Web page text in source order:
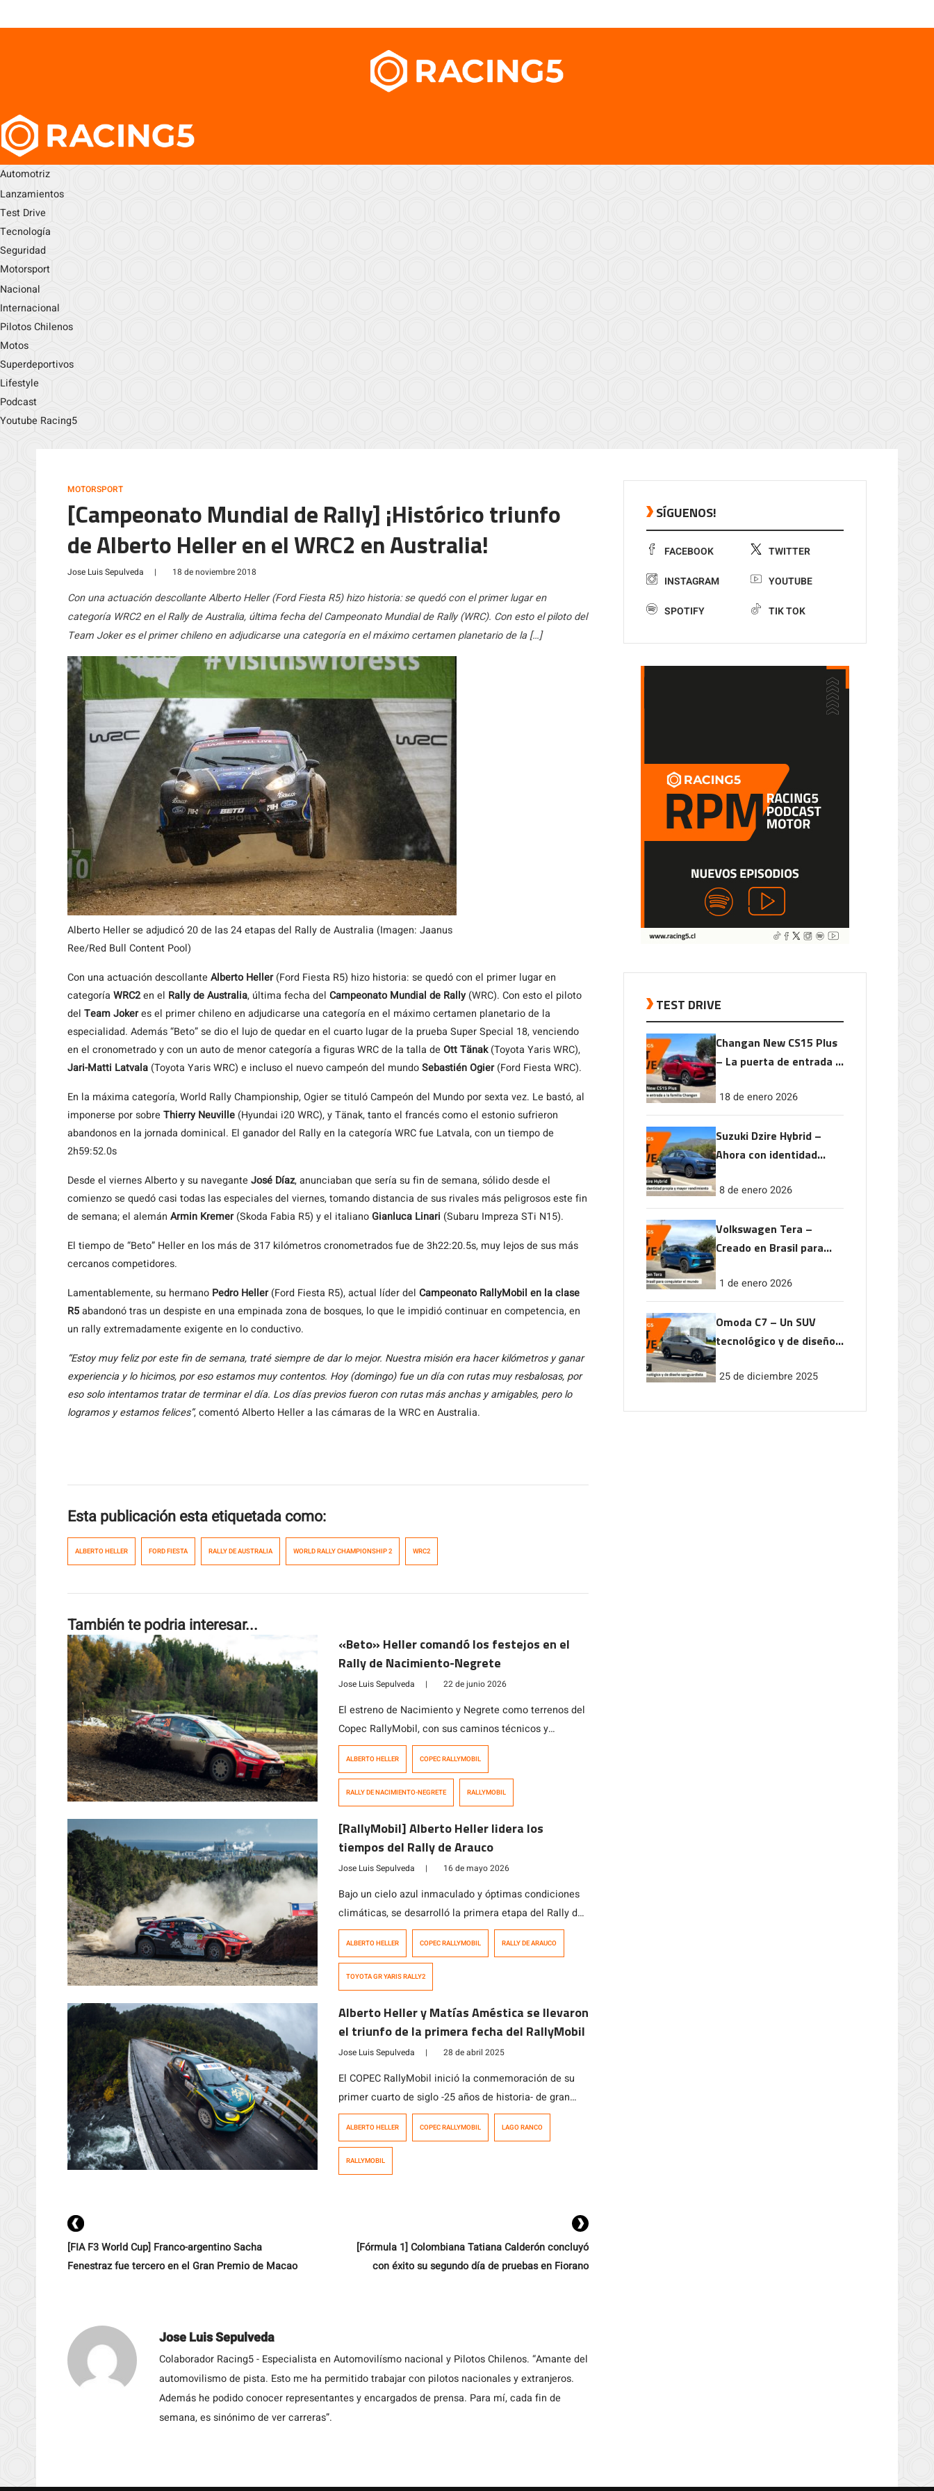
Automotriz
Lanzamientos
Test Drive
Tecnología
Seguridad
Motorsport
Nacional
Internacional
Pilotos Chilenos
Motos
Superdeportivos
Lifestyle
Podcast
Youtube Racing5
MOTORSPORT
[Campeonato Mundial de Rally] ¡Histórico triunfo
de Alberto Heller en el WRC2 en Australia!
Jose Luis Sepulveda | 18 de noviembre 2018
Con una actuación descollante Alberto Heller (Ford Fiesta R5) hizo historia: se quedó con el primer lugar en
categoría WRC2 en el Rally de Australia, última fecha del Campeonato Mundial de Rally (WRC). Con esto el piloto del
Team Joker es el primer chileno en adjudicarse una categoría en el máximo certamen planetario de la […]
Alberto Heller se adjudicó 20 de las 24 etapas del Rally de Australia (Imagen: Jaanus
Ree/Red Bull Content Pool)
Con una actuación descollante Alberto Heller(Ford Fiesta R5) hizo historia: se quedó con el primer lugar en
categoría WRC2en el Rally de Australia, última fecha del Campeonato Mundial de Rally(WRC). Con esto el piloto
del Team Jokeres el primer chileno en adjudicarse una categoría en el máximo certamen planetario de la
especialidad. Además “Beto” se dio el lujo de quedar en el cuarto lugar de la prueba Super Special 18, venciendo
en el cronometrado y con un auto de menor categoría a figuras WRC de la talla de Ott Tänak(Toyota Yaris WRC),
Jari-Matti Latvala (Toyota Yaris WRC) e incluso el nuevo campeón del mundoSebastién Ogier(Ford Fiesta WRC).
En la máxima categoría, World Rally Championship, Ogier se tituló Campeón del Mundo por sexta vez. Le bastó, al
imponerse por sobre Thierry Neuville (Hyundai i20 WRC), y Tänak, tanto el francés como el estonio sufrieron
abandonos en la jornada dominical. El ganador del Rally en la categoría WRC fue Latvala, con un tiempo de
2h59:52.0s
Desde el viernes Alberto y su navegante José Díaz, anunciaban que sería su fin de semana, sólido desde el
comienzo se quedó casi todas las especiales del viernes, tomando distancia de sus rivales más peligrosos este fin
de semana; el alemán Armin Kremer(Skoda Fabia R5) y el italianoGianluca Linari (Subaru Impreza STi N15).
El tiempo de “Beto” Heller en los más de 317 kilómetros cronometrados fue de 3h22:20.5s, muy lejos de sus más
cercanos competidores.
Lamentablemente, su hermano Pedro Heller(Ford Fiesta R5), actual líder del Campeonato RallyMobil en la clase
R5abandonó tras un despiste en una empinada zona de bosques, lo que le impidió continuar en competencia, en
un rally extremadamente exigente en lo conductivo.
“Estoy muy feliz por este fin de semana, traté siempre de dar lo mejor. Nuestra misión era hacer kilómetros y ganar
experiencia y lo hicimos, por eso estamos muy contentos. Hoy (domingo) fue un día con rutas muy resbalosas, por
eso solo intentamos tratar de terminar el día. Los días previos fueron con rutas más anchas y amigables, pero lo
logramos y estamos felices”, comentó Alberto Heller a las cámaras de la WRC en Australia.
Esta publicación esta etiquetada como:
ALBERTO HELLER FORD FIESTA RALLY DE AUSTRALIA WORLD RALLY CHAMPIONSHIP 2 WRC2
También te podria interesar...
«Beto» Heller comandó los festejos en el
Rally de Nacimiento-Negrete
Jose Luis Sepulveda | 22 de junio 2026
El estreno de Nacimiento y Negrete como terrenos del
Copec RallyMobil, con sus caminos técnicos y
constantes cambios meteorológicos (incluyendo
celebración del día del padre que terminó a nivel
deportivo con las victorias de Alberto Heller (RC2),
Ignacio Gardiol (RC3), […]
ALBERTO HELLER COPEC RALLYMOBIL
RALLY DE NACIMIENTO-NEGRETE RALLYMOBIL
[RallyMobil] Alberto Heller lidera los
tiempos del Rally de Arauco
Jose Luis Sepulveda | 16 de mayo 2026
Bajo un cielo azul inmaculado y óptimas condiciones
climáticas, se desarrolló la primera etapa del Rally de
Arauco, tercera fecha válida del Copec RallyMobil
clasificación general. El piloto angelino lideró las
acciones de principio a fin para de este […]
ALBERTO HELLER COPEC RALLYMOBIL RALLY DE ARAUCO
TOYOTA GR YARIS RALLY2
Alberto Heller y Matías Améstica se llevaron
el triunfo de la primera fecha del RallyMobil
Jose Luis Sepulveda | 28 de abril 2025
El COPEC RallyMobil inició la conmemoración de su
primer cuarto de siglo -25 años de historia- de gran
forma, con una intensa primera fecha en Lago Ranco,
caracterizaron el desarrollo de buena parte de la
ALBERTO HELLER COPEC RALLYMOBIL LAGO RANCO
RALLYMOBIL
[FIA F3 World Cup] Franco-argentino Sacha
Fenestraz fue tercero en el Gran Premio de Macao
[Fórmula 1] Colombiana Tatiana Calderón concluyó
con éxito su segundo día de pruebas en Fiorano
Jose Luis Sepulveda
Colaborador Racing5 - Especialista en Automovilísmo nacional y Pilotos Chilenos. “Amante del
automovilismo de pista. Esto me ha permitido trabajar con pilotos nacionales y extranjeros.
Además he podido conocer representantes y encargados de prensa. Para mí, cada fin de
semana, es sinónimo de ver carreras”.
SÍGUENOS!
FACEBOOK TWITTER
INSTAGRAM YOUTUBE
SPOTIFY TIK TOK
TEST DRIVE
Changan New CS15 Plus
– La puerta de entrada a
18 de enero 2026
Suzuki Dzire Hybrid –
Ahora con identidad
rendimiento
8 de enero 2026
Volkswagen Tera –
Creado en Brasil para
1 de enero 2026
Omoda C7 – Un SUV
tecnológico y de diseño
25 de diciembre 2025